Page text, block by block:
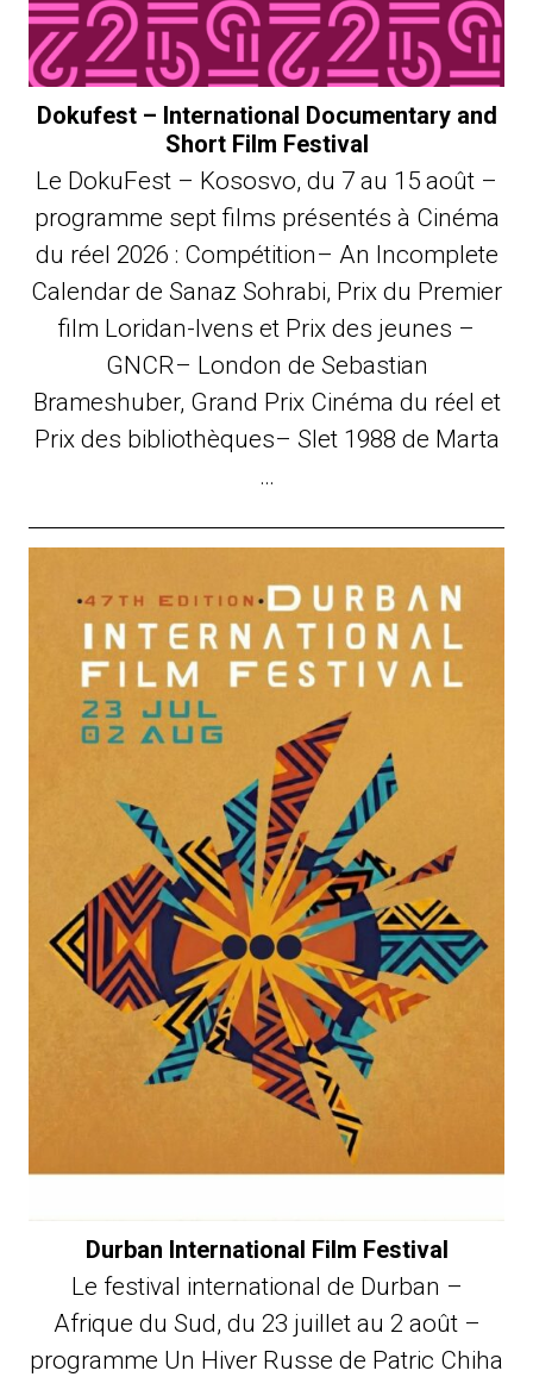
Dokufest – International Documentary and
Short Film Festival
Le DokuFest – Kososvo, du 7 au 15 août –
programme sept films présentés à Cinéma
du réel 2026 : Compétition– An Incomplete
Calendar de Sanaz Sohrabi, Prix du Premier
film Loridan-Ivens et Prix des jeunes –
GNCR– London de Sebastian
Brameshuber, Grand Prix Cinéma du réel et
Prix des bibliothèques– Slet 1988 de Marta
…
Durban International Film Festival
Le festival international de Durban –
Afrique du Sud, du 23 juillet au 2 août –
programme Un Hiver Russe de Patric Chiha